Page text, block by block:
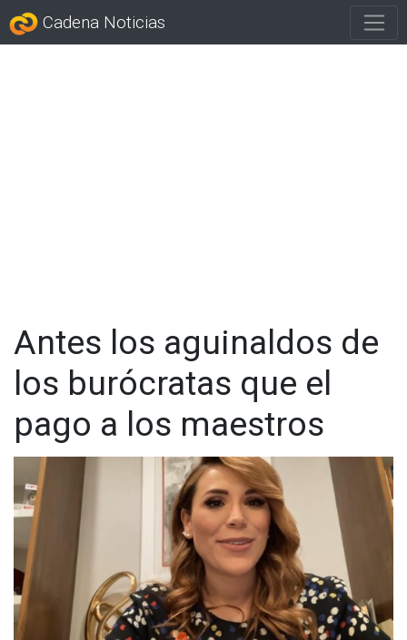
Cadena Noticias
Antes los aguinaldos de
los burócratas que el
pago a los maestros